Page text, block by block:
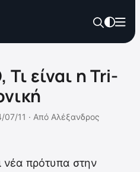
είναι η Tri-
07/11 · Από Αλέξανδρος
νέα πρότυπα στην